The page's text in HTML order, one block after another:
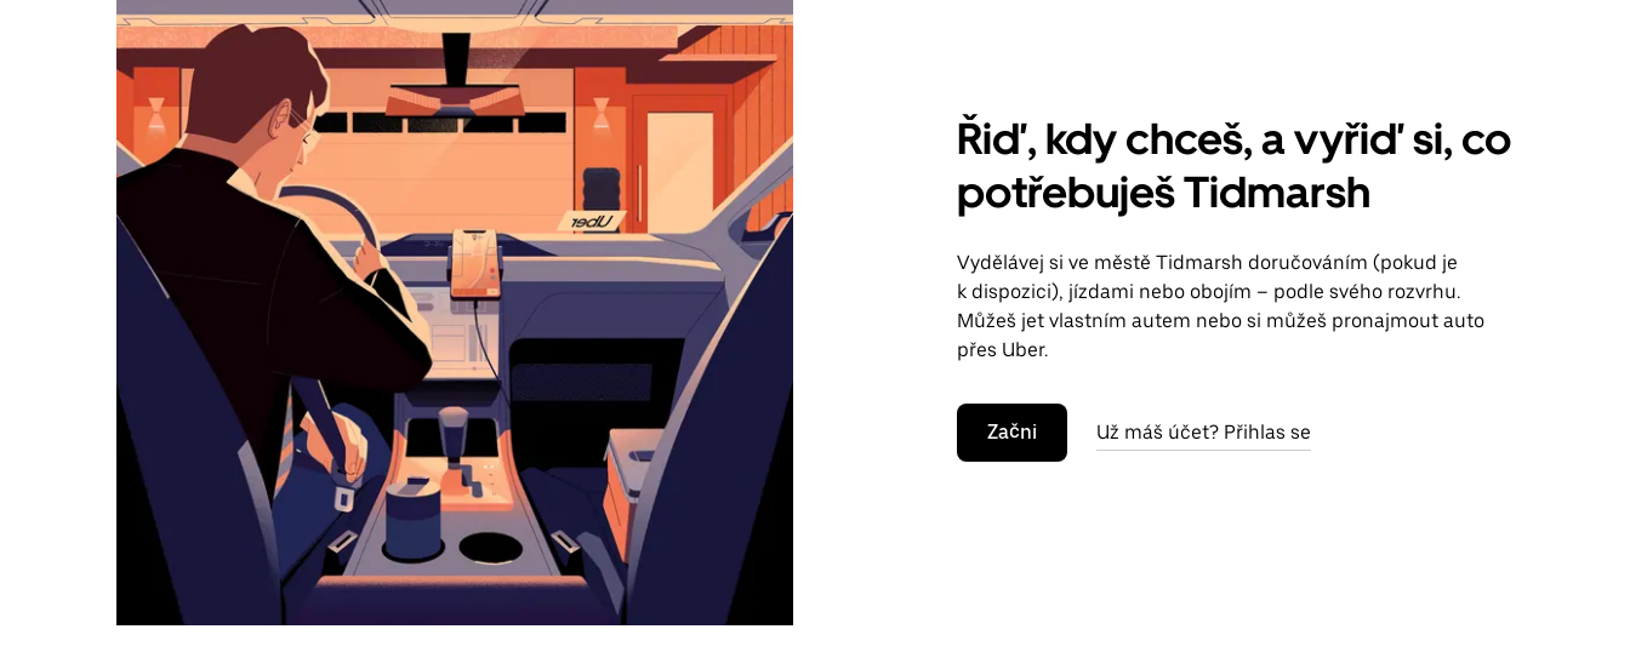
klávesy
Esc
zavřeš
kalendář.
Řiď, kdy chceš, a vyřiď si, co
potřebuješ Tidmarsh
Vydělávej si ve městě Tidmarsh doručováním (pokud je
k dispozici), jízdami nebo obojím – podle svého rozvrhu.
Můžeš jet vlastním autem nebo si můžeš pronajmout auto
přes Uber.
Začni Už máš účet? Přihlas se